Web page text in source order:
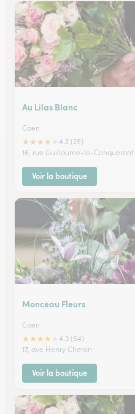
Au Lilas Blanc
Caen
★★★★
4.2 (25)
16, rue Guillaume-le-Conquerant
Voir la boutique
Monceau Fleurs
Caen
★★★★
4.3 (64)
17, ave Henry Cheron
Voir la boutique